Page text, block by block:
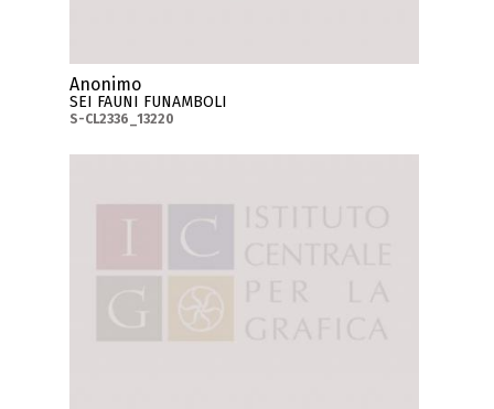
Anonimo
SEI FAUNI FUNAMBOLI
S-CL2336_13220